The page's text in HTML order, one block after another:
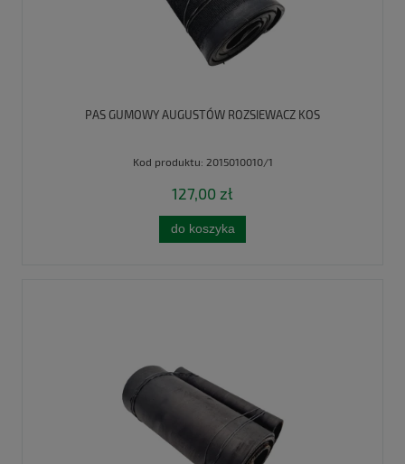
PAS GUMOWY AUGUSTÓW ROZSIEWACZ KOS
Kod produktu: 2015010010/1
127,00 zł
do koszyka